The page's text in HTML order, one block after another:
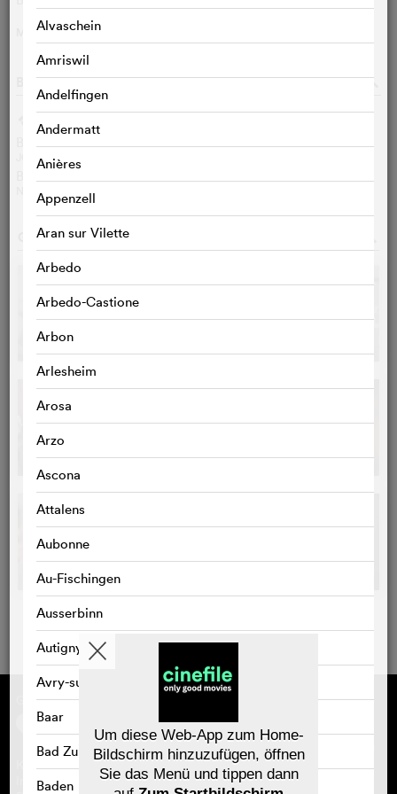
Alvaschein
Amriswil
Andelfingen
Andermatt
Anières
Appenzell
Aran sur Vilette
Arbedo
Arbedo-Castione
Arbon
Arlesheim
Arosa
Arzo
Ascona
Attalens
Aubonne
Au-Fischingen
Ausserbinn
Autigny
Avry-sur-Matran
Baar
Bad Zurzach
Baden
MEHR>
BONUS o
Geschrieben
Besprechung San Francisco Chronicle
JONATHAN CURIEL
NORBERT CREUTZ
GALERIE
Gefördert von
Kontakt
Impressum
Newsletter
Häufig gestellte Fragen (FAQ)
Gutscheine
Um diese Web-App zum Home-
Bildschirm hinzuzufügen, öffnen
Sie das Menü und tippen dann